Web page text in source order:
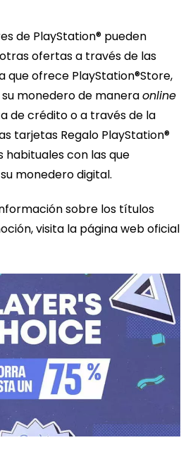
de PlayStation® pueden
ofertas a través de las
que ofrece PlayStation®Store,
monedero de maneraonline
de crédito o a través de la
tarjetas Regalo PlayStation®
con las que
monedero digital.
sobre los títulos
visita la página web oficial